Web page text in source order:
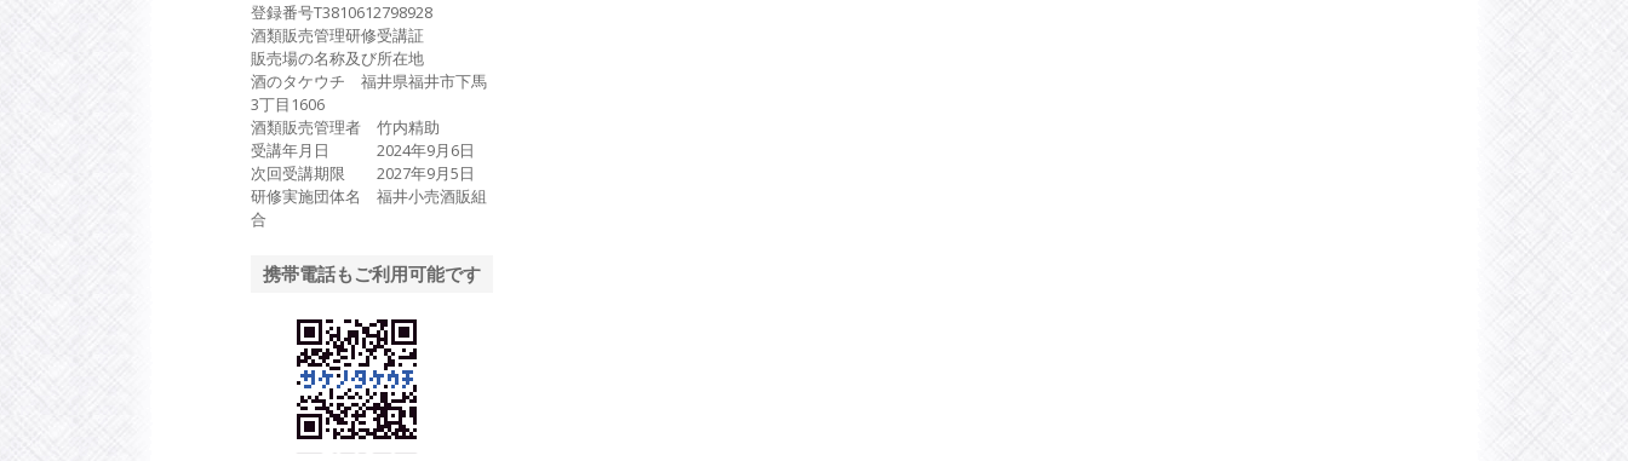
登録番号T3810612798928
酒類販売管理研修受講証
販売場の名称及び所在地
酒のタケウチ 福井県福井市下馬
3丁目1606
酒類販売管理者 竹内精助
受講年月日 2024年9月6日
次回受講期限 2027年9月5日
研修実施団体名 福井小売酒販組
合
携帯電話もご利用可能です